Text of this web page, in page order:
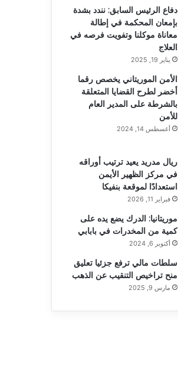
دفاع الرئيس السابق: نندد بشدة
بإمعان المحكمة في إطالة
معاناة موكلنا وتفويت فرصه في
العلاج
يناير 19, 2025
الأمن الموريتاني يخصص رقما
أخضر لطرح القضايا المتعلقة
بالشرطة على المدير العام
للأمن
أغسطس 14, 2024
ريال مدريد يعيد ترتيب أوراقه
في مركز الظهير الأيمن
استعدادًا لموقعة بنفيكا
فبراير 11, 2026
موريتانيا: الدرك يضع يده على
كمية من المخدرات في بابابي
أكتوبر 6, 2024
سلطات مالي ترفع جزئيا تعليق
منح تراخيص التنقيب عن الذهب
مارس 9, 2025